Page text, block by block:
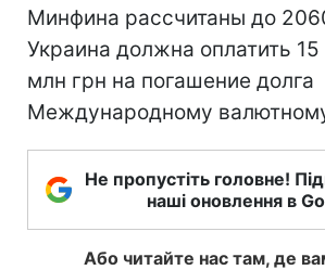
Минфина рассчитаны до
Украина должна оплатить
млн грн на погашение долга
Международному
Не пропустіть головне!
наші оновлення в
Або читайте нас там, де